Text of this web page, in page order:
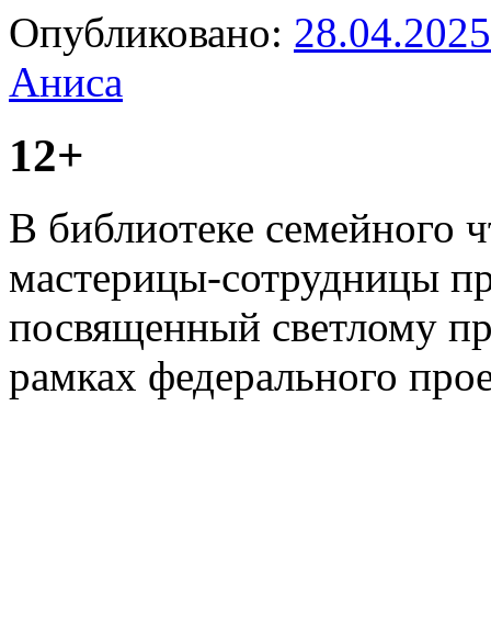
Опубликовано: 28.04.2025
Аниса
12+
В библиотеке семейного
мастерицы-сотрудницы
посвященный светлому
рамках федерального